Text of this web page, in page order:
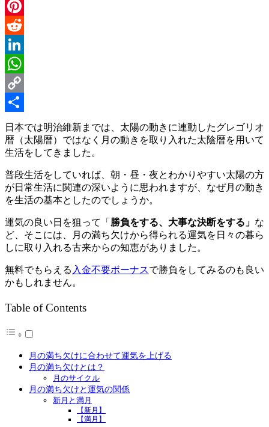
Email
Pinterest
Reddit
LinkedIn
WhatsApp
Copy
Link
Share
日本では明治維新までは、太陽の動きに連動したグレゴリオ
暦（太陽暦）ではなく月の動きを取り入れた太陰暦を用いて
生活をしてきました。
普段生活をしていれば、朝・昼・夜とわかりやすい太陽の方
が日常生活に関連の深いように思われますが、なぜ月の動き
を生活の基本としたのでしょうか。
運気の良い日を狙って「 勝負をする、大事な決断をする」 な
ど、そこには、月の満ち欠けから得られる運気を日々の暮ら
しに取り入れる古来からの知恵がありました。
無料でもらえる 入金不要ボーナスで勝負をしてみるのも良い
かもしれません。
Table of Contents
月の満ち欠けに合わせて運気を上げる
月の満ち欠けとは？
月のサイクル
月の満ち欠けと運気の関係
新月と満月
【新月】
【満月】